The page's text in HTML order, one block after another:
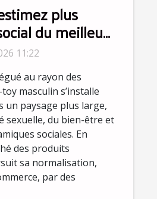
plus
du meilleur
homme
11:22
au rayon des
masculin s’installe
un paysage plus large,
sexuelle, du bien-être et
sociales. En
des produits
sa normalisation,
par des